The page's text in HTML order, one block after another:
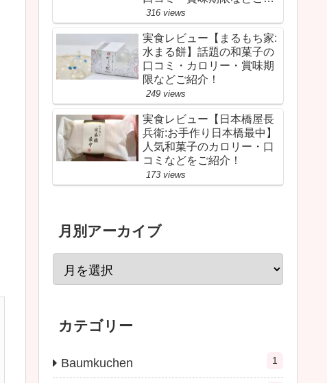
介！
316 views
実食レビュー【まるもち家:
水まる餅】話題の和菓子の
口コミ・カロリー・賞味期
限などご紹介！
249 views
実食レビュー【日本橋屋長
兵衛:お手作り日本橋最中】
人気和菓子のカロリー・口
コミなどをご紹介！
173 views
月別アーカイブ
カテゴリー
Baumkuchen 1